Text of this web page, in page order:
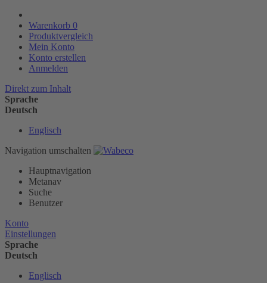
Warenkorb 0
Produktvergleich
Mein Konto
Konto erstellen
Anmelden
Direkt zum Inhalt
Sprache
Deutsch
Englisch
Navigation umschalten
Hauptnavigation
Metanav
Suche
Benutzer
Konto
Einstellungen
Sprache
Deutsch
Englisch